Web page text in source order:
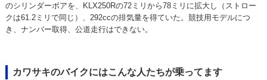
のシリンダーボアを、KLX250Rの72ミリから78ミリに拡大し（ストロー
クは61.2ミリで同じ）、292ccの排気量を得ていた。競技用モデルにつ
き、ナンバー取得、公道走行はできない。
カワサキのバイクにはこんな人たちが乗ってます